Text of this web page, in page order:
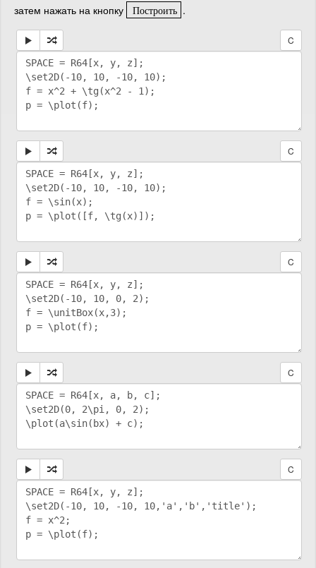
затем нажать на кнопку
Построить
Построить .
C
C
C
C
C